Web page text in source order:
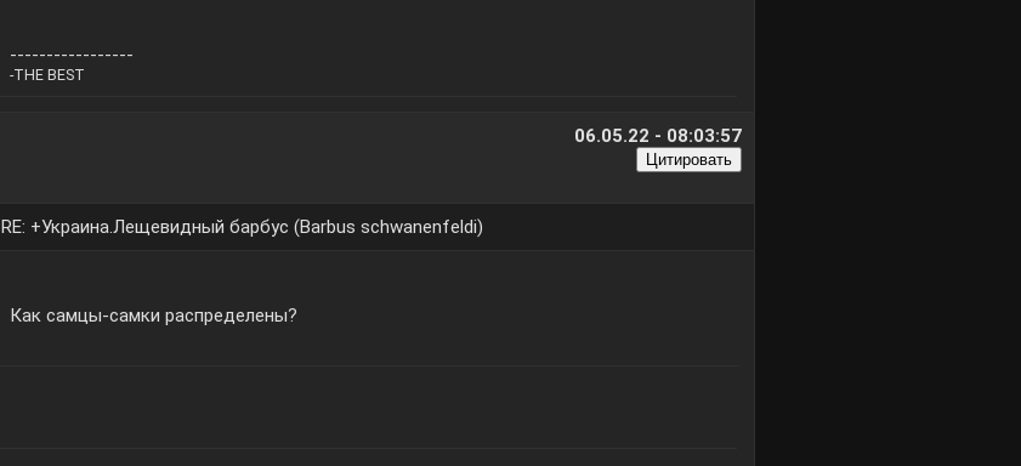
-----------------
-THE BEST
06.05.22 - 08:03:57
RE: +Украина.Лещевидный барбус (Barbus schwanenfeldi)
Как самцы-самки распределены?